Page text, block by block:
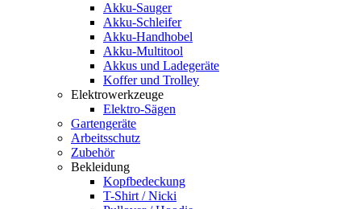
Akku-Sauger
Akku-Schleifer
Akku-Handhobel
Akku-Multitool
Akkus und Ladegeräte
Koffer und Trolley
Elektrowerkzeuge
Elektro-Sägen
Gartengeräte
Arbeitsschutz
Zubehör
Bekleidung
Kopfbedeckung
T-Shirt / Nicki